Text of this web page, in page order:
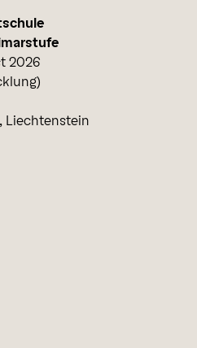
2026
Liechtenstein